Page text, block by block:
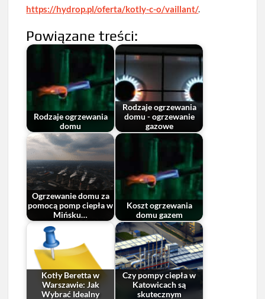
https://hydrop.pl/oferta/kotly-c-o/vaillant/.
Powiązane treści:
Rodzaje ogrzewania
domu
Rodzaje ogrzewania
domu - ogrzewanie
gazowe
Ogrzewanie domu za
pomocą pomp ciepła w
Mińsku…
Koszt ogrzewania
domu gazem
Kotły Beretta w
Warszawie: Jak
Wybrać Idealny
Czy pompy ciepła w
Katowicach są
skutecznym